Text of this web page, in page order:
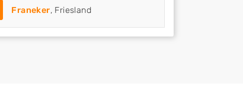
Franeker, Friesland